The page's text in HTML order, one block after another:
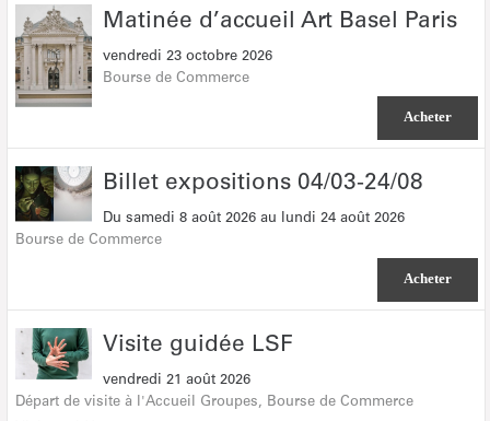
Matinée
d’accueil
Art
Basel
Paris
Matinée d’accueil Art Basel Paris
vendredi 23 octobre 2026
Bourse de Commerce
Acheter
Billet
expositions
04/03-
24/08
Billet expositions 04/03-24/08
Du samedi 8 août 2026 au lundi 24 août 2026
Bourse de Commerce
Acheter
Visite
guidée
LSF
Visite guidée LSF
vendredi 21 août 2026
Départ de visite à l'Accueil Groupes
Bourse de Commerce